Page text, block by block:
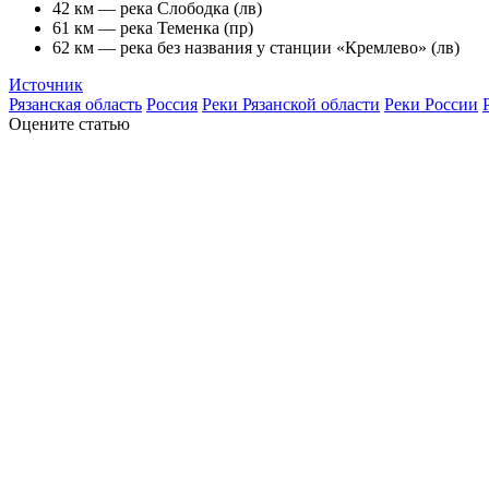
42 км — река Слободка (лв)
61 км — река Теменка (пр)
62 км — река без названия у станции «Кремлево» (лв)
Источник
Рязанская область Россия Реки Рязанской области Реки России
Оцените статью